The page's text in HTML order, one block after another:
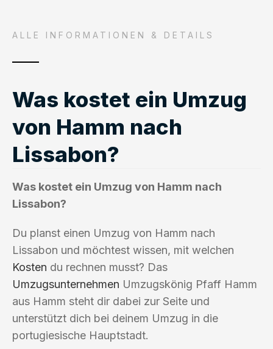
ALLE INFORMATIONEN & DETAILS
Was kostet ein Umzug
von Hamm nach
Lissabon?
Was kostet ein Umzug von Hamm nach
Lissabon?
Du planst einen Umzug von Hamm nach
Lissabon und möchtest wissen, mit welchen
Kosten du rechnen musst? Das
Umzugsunternehmen Umzugskönig Pfaff Hamm
aus Hamm steht dir dabei zur Seite und
unterstützt dich bei deinem Umzug in die
portugiesische Hauptstadt.